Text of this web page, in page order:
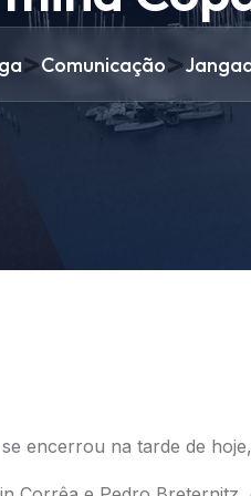
>Comunicação>
encerrou na tarde de